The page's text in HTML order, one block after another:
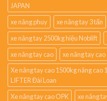
JAPAN
xe nâng phuy
xe nâng tay 3 tấn
xe nâng tay 2500kg hiệu Noblift
xe nâng tay cao
xe nâng tay
Xe nâng tay cao 1500kg nâng
LIFTER Đài Loan
Xe nâng tay cao OPK
xe nâng